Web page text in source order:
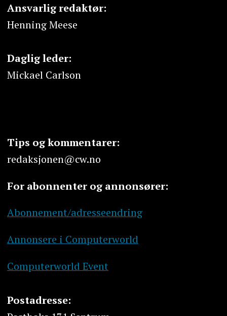
Ansvarlig redaktør:
Henning Meese
Daglig leder:
Mickael Carlson
Tips og kommentarer:
redaksjonen@cw.no
For abonnenter og annonsører:
Abonnement/adresseendring
Annonsere i Computerworld
Computerworld Event
Postadresse: